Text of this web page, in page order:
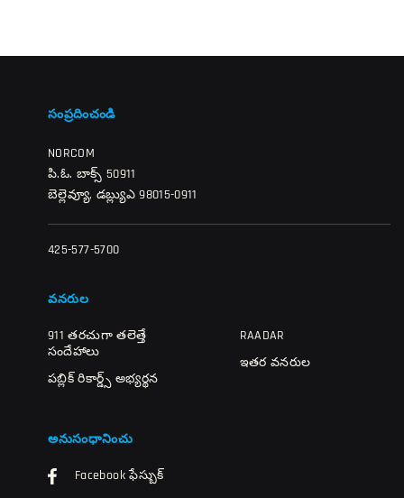
సంప్రదించండి
NORCOM
పి.ఓ. బాక్స్ 50911
బెల్లెవ్యూ, డబ్ల్యుఎ 98015-0911
425-577-5700
వనరుల
911 తరచుగా తలెత్తే
సందేహాలు
పబ్లిక్ రికార్డ్స్ అభ్యర్థన
RAADAR
ఇతర వనరుల
అనుసంధానించు
Facebook ఫేస్బుక్